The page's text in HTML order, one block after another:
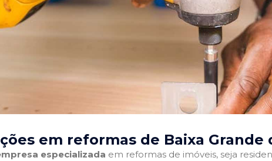
em reformas de Baixa Grande
especializada em reformas de imóveis, seja